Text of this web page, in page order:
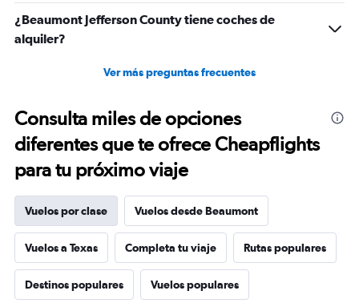
¿Beaumont Jefferson County tiene coches de
alquiler?
Ver más preguntas frecuentes
Consulta miles de opciones
diferentes que te ofrece Cheapflights
para tu próximo viaje
Vuelos por clase Vuelos desde Beaumont
Vuelos a Texas Completa tu viaje Rutas populares
Destinos populares Vuelos populares